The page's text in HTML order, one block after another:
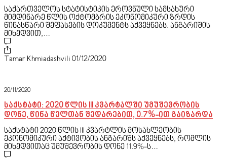
საქართველოს სტატისტიკის ეროვნული სამსახური
მიმდინარე წლის ოქტომბრის ეკონომიკური ზრდის
წინასწარი შეფასების დოკუმენტს აქვეყნებს. ანგარიშის
მიხედვით,…
Tamar Khmiadashvili 01/12/2020
20/11/2020
საქსტატი: 2020 წლის III კვარტალში უმუშევრობის
დონე, წინა წელთან შედარებით, 0.7%-ით გაიზარდა
საქსტატი 2020 წლის III კვარტლის მოსახლეობის
ეკონომიკური აქტივობის ანგარიშს აქვეყნებს, რომლის
მიხედვითაც უმუშევრობის დონე 11.9%-ს…